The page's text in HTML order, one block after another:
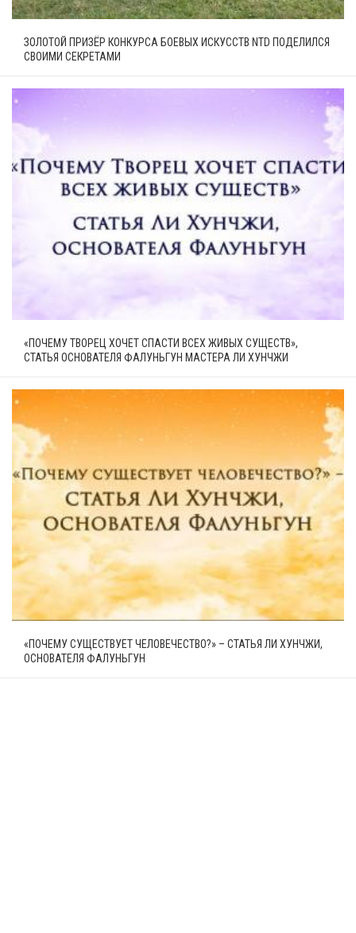
ЗОЛОТОЙ ПРИЗЁР КОНКУРСА БОЕВЫХ ИСКУССТВ NTD ПОДЕЛИЛСЯ
СВОИМИ СЕКРЕТАМИ
«ПОЧЕМУ ТВОРЕЦ ХОЧЕТ СПАСТИ ВСЕХ ЖИВЫХ СУЩЕСТВ»,
СТАТЬЯ ОСНОВАТЕЛЯ ФАЛУНЬГУН МАСТЕРА ЛИ ХУНЧЖИ
«ПОЧЕМУ СУЩЕСТВУЕТ ЧЕЛОВЕЧЕСТВО?» – СТАТЬЯ ЛИ ХУНЧЖИ,
ОСНОВАТЕЛЯ ФАЛУНЬГУН